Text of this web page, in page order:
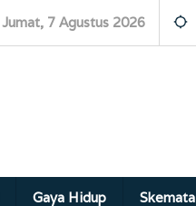
Jumat, 7 Agustus 2026
Gaya Hidup Skemata